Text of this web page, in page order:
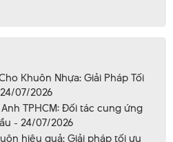
Khuôn Nhựa: Giải Pháp Tối
07/2026
TPHCM: Đối tác cung ứng
- 24/07/2026
hiệu quả: Giải pháp tối ưu